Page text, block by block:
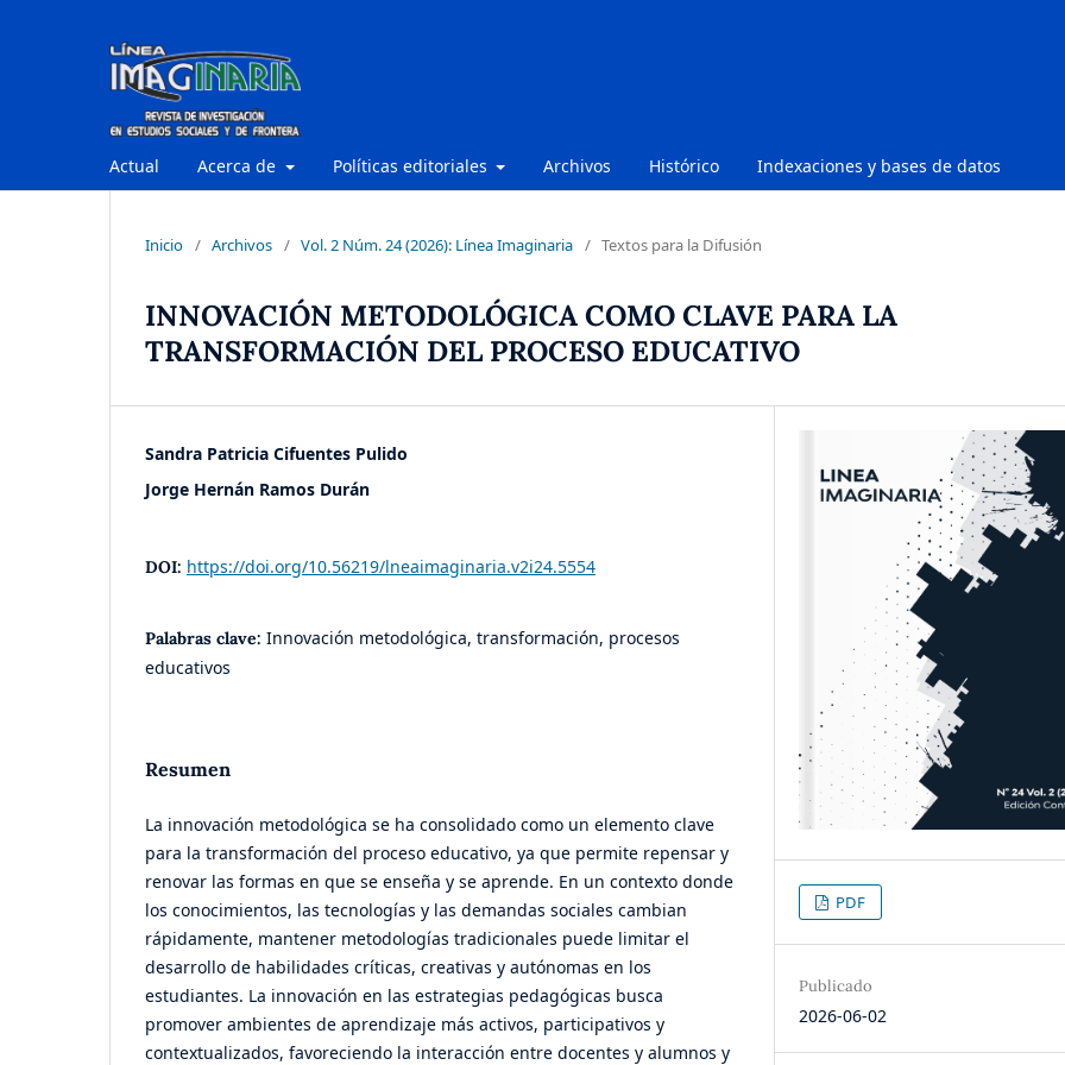
Actual Acerca de Políticas editoriales Archivos Histórico Indexaciones y bases de datos
Inicio / Archivos / Vol. 2 Núm. 24 (2026): Línea Imaginaria / Textos para la Difusión
INNOVACIÓN METODOLÓGICA COMO CLAVE PARA LA
TRANSFORMACIÓN DEL PROCESO EDUCATIVO
Sandra Patricia Cifuentes Pulido
Jorge Hernán Ramos Durán
DOI: https://doi.org/10.56219/lneaimaginaria.v2i24.5554
Palabras clave: Innovación metodológica, transformación, procesos
educativos
Resumen
La innovación metodológica se ha consolidado como un elemento clave
para la transformación del proceso educativo, ya que permite repensar y
renovar las formas en que se enseña y se aprende. En un contexto donde
los conocimientos, las tecnologías y las demandas sociales cambian
rápidamente, mantener metodologías tradicionales puede limitar el
desarrollo de habilidades críticas, creativas y autónomas en los
estudiantes. La innovación en las estrategias pedagógicas busca
promover ambientes de aprendizaje más activos, participativos y
contextualizados, favoreciendo la interacción entre docentes y alumnos y
PDF
Publicado
2026-06-02